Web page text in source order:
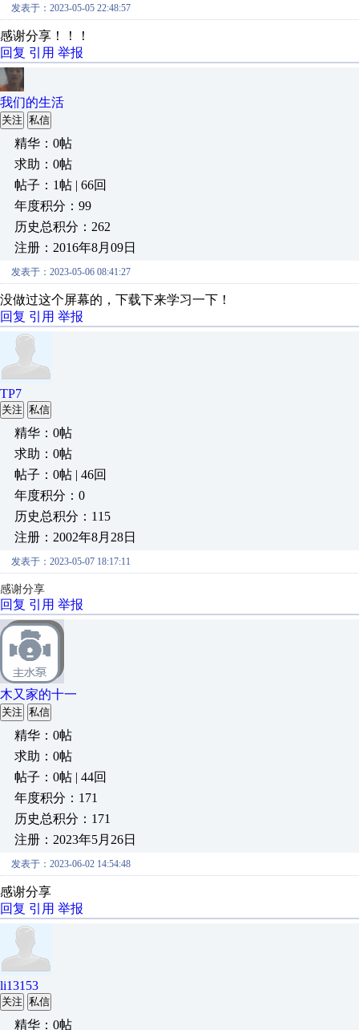
发表于：2023-05-05 22:48:57
感谢分享！！！
回复 引用 举报
我们的生活
关注 私信
精华：0帖
求助：0帖
帖子：1帖 | 66回
年度积分：99
历史总积分：262
注册：2016年8月09日
发表于：2023-05-06 08:41:27
没做过这个屏幕的，下载下来学习一下！
回复 引用 举报
TP7
关注 私信
精华：0帖
求助：0帖
帖子：0帖 | 46回
年度积分：0
历史总积分：115
注册：2002年8月28日
发表于：2023-05-07 18:17:11
感谢分享
回复 引用 举报
木又家的十一
关注 私信
精华：0帖
求助：0帖
帖子：0帖 | 44回
年度积分：171
历史总积分：171
注册：2023年5月26日
发表于：2023-06-02 14:54:48
感谢分享
回复 引用 举报
li13153
关注 私信
精华：0帖